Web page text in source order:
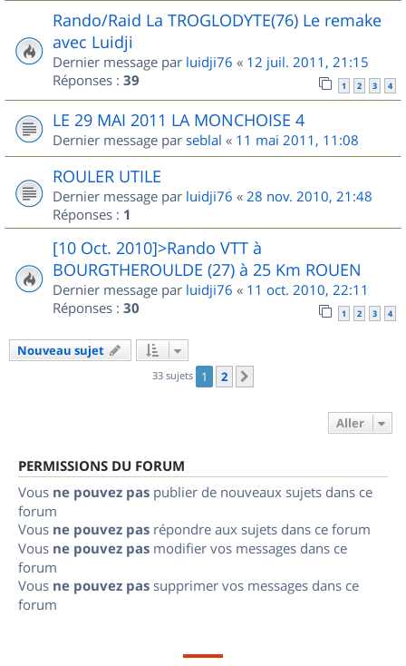
Rando/Raid La TROGLODYTE(76) Le remake
avec Luidji
Dernier message par luidji76 « 12 juil. 2011, 21:15
Réponses : 39 1 2 3 4
LE 29 MAI 2011 LA MONCHOISE 4
Dernier message par seblal « 11 mai 2011, 11:08
ROULER UTILE
Dernier message par luidji76 « 28 nov. 2010, 21:48
Réponses : 1
[10 Oct. 2010]>Rando VTT à
BOURGTHEROULDE (27) à 25 Km ROUEN
Dernier message par luidji76 « 11 oct. 2010, 22:11
Réponses : 30 1 2 3 4
Nouveau sujet
33 sujets 1 2
Aller
PERMISSIONS DU FORUM
Vous ne pouvez pas publier de nouveaux sujets dans ce
forum
Vous ne pouvez pas répondre aux sujets dans ce forum
Vous ne pouvez pas modifier vos messages dans ce
forum
Vous ne pouvez pas supprimer vos messages dans ce
forum